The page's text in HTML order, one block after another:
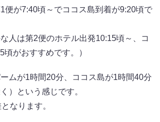
便が7:40頃～でココス島到着が9:20頃で
な人は第2便のホテル出発10:15頃～、コ
頃がおすすめです。）
ムが1時間20分、ココス島が1時間40分
）という感じです。
なります。